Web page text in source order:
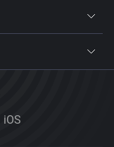
iOS